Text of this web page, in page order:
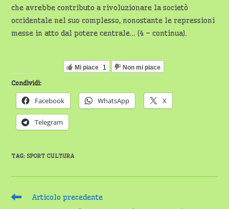
che avrebbe contributo a rivoluzionare la societò
occidentale nel suo complesso, nonostante le repressioni
messe in atto dal potere centrale… (4 – continua).
Mi piace 1 Non mi piace
Condividi:
Facebook WhatsApp X
Telegram
TAG:SPORT CULTURA
Leggi
Articolo precedente